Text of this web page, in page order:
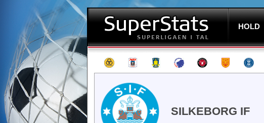
HOLD
SILKEBORG IF